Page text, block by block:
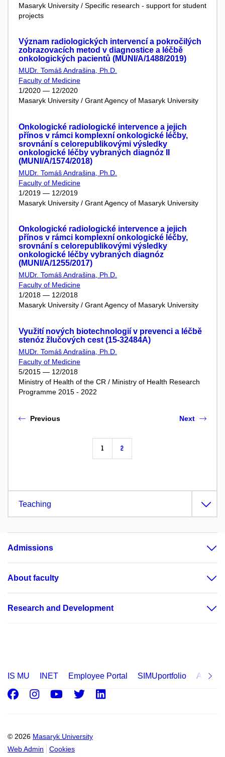
Masaryk University / Specific research - support for student
projects
Význam radiologických intervencí a pokročilých
zobrazovacích metod v diagnostice a léčbě
onkologických pacientů (MUNI/A/1488/2019)
MUDr. Tomáš Andrašina, Ph.D.
Faculty of Medicine
1/2020 — 12/2020
Masaryk University / Grant Agency of Masaryk University
Onkologické radiologické intervence a jejich
přínos v rámci komplexní onkologické léčby,
srovnání s celorepublikovými výsledky
onkologické léčby vybraných diagnóz II
(MUNI/A/1574/2018)
MUDr. Tomáš Andrašina, Ph.D.
Faculty of Medicine
1/2019 — 12/2019
Masaryk University / Grant Agency of Masaryk University
Onkologické radiologické intervence a jejich
přínos v rámci komplexní onkologické léčby,
srovnání s celorepublikovými výsledky
onkologické léčby vybraných diagnóz
(MUNI/A/1255/2017)
MUDr. Tomáš Andrašina, Ph.D.
Faculty of Medicine
1/2018 — 12/2018
Masaryk University / Grant Agency of Masaryk University
Využití nových biotechnologií v prevenci a léčbě
stenóz žlučových cest (15-32484A)
MUDr. Tomáš Andrašina, Ph.D.
Faculty of Medicine
5/2015 — 12/2018
Ministry of Health of the CR / Ministry of Health Research
Programme 2015 - 2022
Previous
1 2
Next
Teaching
Admissions
About faculty
Research and Development
IS MU INET Employee Portal SIMUportfolio
© 2026 Masaryk University
Web Admin
Cookies
Facebook
Instagram
Youtube
Twitter